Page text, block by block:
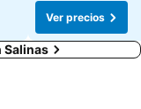
Ver precios
Salinas